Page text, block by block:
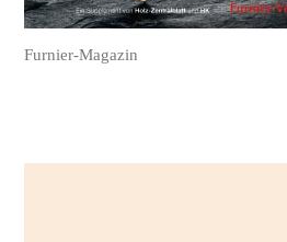
Furnier-Magazin